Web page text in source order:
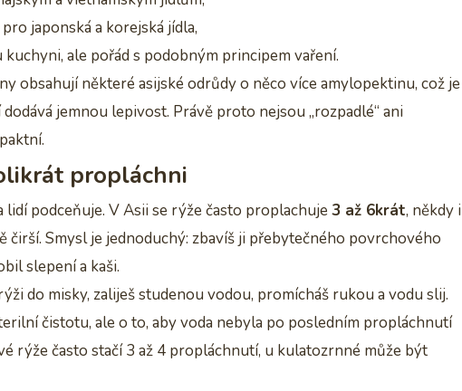
japonská a korejská jídla,
ale pořád s podobným principem vaření.
obsahují některé asijské odrůdy o něco více amylopektinu, což je
jemnou lepivost. Právě proto nejsou „rozpadlé“ ani
propláchni
podceňuje. V Asii se rýže často proplachuje 3 až 6krát, někdy i
čirší. Smysl je jednoduchý: zbavíš ji přebytečného povrchového
slepení a kaši.
do misky, zaliješ studenou vodou, promícháš rukou a vodu slij.
čistotu, ale o to, aby voda nebyla po posledním propláchnutí
rýže často stačí 3 až 4 propláchnutí, u kulatozrnné může být